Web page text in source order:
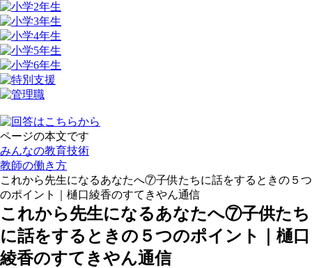
ページの本文です
みんなの教育技術
教師の働き方
これから先生になるあなたへ⑦子供たちに話をするときの５つ
のポイント｜樋口綾香のすてきやん通信
これから先生になるあなたへ⑦子供たち
に話をするときの５つのポイント｜樋口
綾香のすてきやん通信